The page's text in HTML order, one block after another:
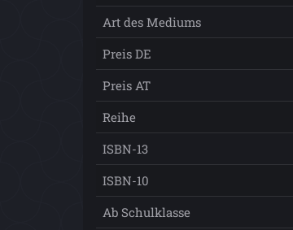
Art des Mediums
Preis DE
Preis AT
Reihe
ISBN-13
ISBN-10
Ab Schulklasse